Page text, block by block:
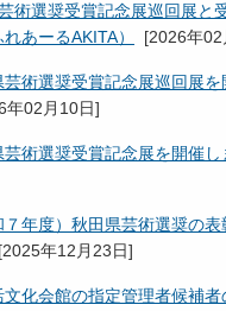
術選奨受賞記念展巡回展と
あーるAKITA）
[2026年02
術選奨受賞記念展巡回展
年02月10日]
術選奨受賞記念展を開催し
年度）秋田県芸術選奨の
2025年12月23日]
化会館の指定管理者候補者